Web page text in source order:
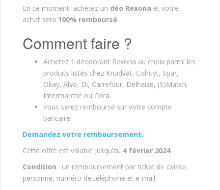
En ce moment, achetez un déo Rexona et votre
achat sera 100% remboursé.
Comment faire ?
Achetez 1 déodorant Rexona au choix parmi les
produits listés chez Kruidvat, Colruyt, Spar,
Okay, Alvo, Di, Carrefour, Delhaize, (S)Match,
Intermarché ou Cora.
Vous serez remboursé sur votre compte
bancaire.
Demandez votre remboursement.
Cette offre est valable jusqu’au 4 février 2024.
Condition : un remboursement par ticket de caisse,
personne, numéro de téléphone et e-mail.